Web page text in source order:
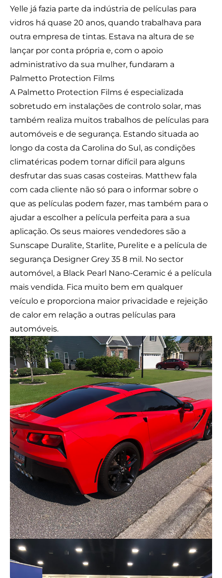
Yelle já fazia parte da indústria de películas para
vidros há quase 20 anos, quando trabalhava para
outra empresa de tintas. Estava na altura de se
lançar por conta própria e, com o apoio
administrativo da sua mulher, fundaram a
Palmetto Protection Films
A Palmetto Protection Films é especializada
sobretudo em instalações de controlo solar, mas
também realiza muitos trabalhos de películas para
automóveis e de segurança. Estando situada ao
longo da costa da Carolina do Sul, as condições
climatéricas podem tornar difícil para alguns
desfrutar das suas casas costeiras. Matthew fala
com cada cliente não só para o informar sobre o
que as películas podem fazer, mas também para o
ajudar a escolher a película perfeita para a sua
aplicação. Os seus maiores vendedores são a
Sunscape Duralite, Starlite, Purelite e a película de
segurança Designer Grey 35 8 mil. No sector
automóvel, a Black Pearl Nano-Ceramic é a película
mais vendida. Fica muito bem em qualquer
veículo e proporciona maior privacidade e rejeição
de calor em relação a outras películas para
automóveis.